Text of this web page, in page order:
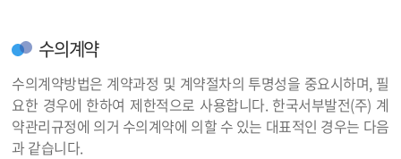
수의계약
수의계약방법은 계약과정 및 계약절차의 투명성을 중요시하며, 필
요한 경우에 한하여 제한적으로 사용합니다. 한국서부발전(주) 계
약관리규정에 의거 수의계약에 의할 수 있는 대표적인 경우는 다음
과 같습니다.